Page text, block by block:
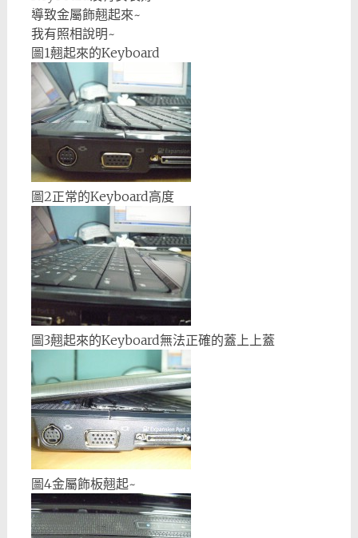
導致金屬飾翹起來~
我有照相說明~
圖1翹起來的Keyboard
圖2正常的Keyboard高度
圖3翹起來的Keyboard無法正確的蓋上上蓋
圖4金屬飾板翹起~